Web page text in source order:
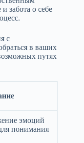
забота о себе
с
в ваших
путях
эмоций
понимания